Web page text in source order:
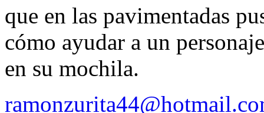
que en las pavimentadas
cómo ayudar a un
en su mochila.